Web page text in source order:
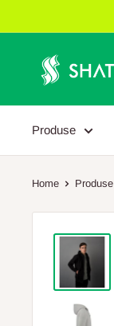
la
Obiecte
Promotionale
Shatter
Produse
Home Produse